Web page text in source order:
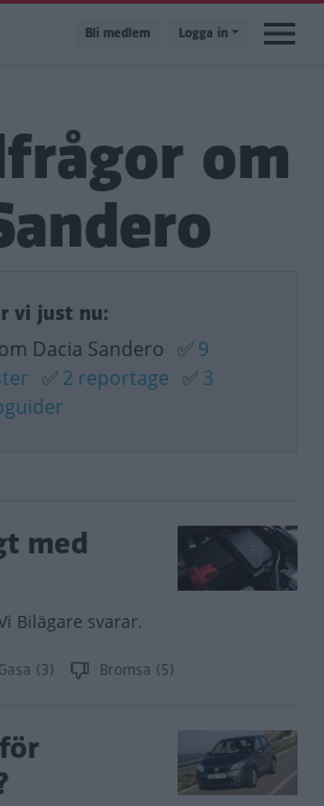
Bli medlem Logga in
om
vi just nu:
Dacia Sandero ✅ 9
✅ 2 reportage ✅ 3
med
Bilägare svarar.
Gasa (3) Bromsa (5)